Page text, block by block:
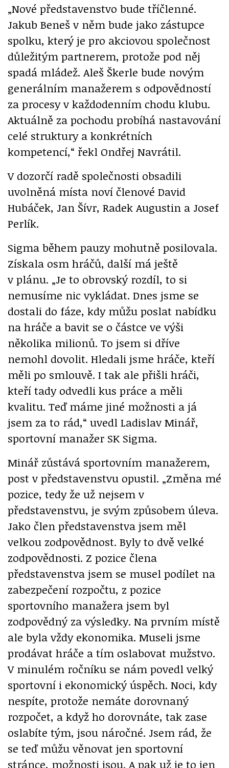
„Nové představenstvo bude tříčlenné.
Jakub Beneš v něm bude jako zástupce
spolku, který je pro akciovou společnost
důležitým partnerem, protože pod něj
spadá mládež. Aleš Škerle bude novým
generálním manažerem s odpovědností
za procesy v každodenním chodu klubu.
Aktuálně za pochodu probíhá nastavování
celé struktury a konkrétních
kompetencí,“ řekl Ondřej Navrátil.
V dozorčí radě společnosti obsadili
uvolněná místa noví členové David
Hubáček, Jan Šívr, Radek Augustin a Josef
Perlík.
Sigma během pauzy mohutně posilovala.
Získala osm hráčů, další má ještě
v plánu. „Je to obrovský rozdíl, to si
nemusíme nic vykládat. Dnes jsme se
dostali do fáze, kdy můžu poslat nabídku
na hráče a bavit se o částce ve výši
několika milionů. To jsem si dříve
nemohl dovolit. Hledali jsme hráče, kteří
měli po smlouvě. I tak ale přišli hráči,
kteří tady odvedli kus práce a měli
kvalitu. Teď máme jiné možnosti a já
jsem za to rád,“ uvedl Ladislav Minář,
sportovní manažer SK Sigma.
Minář zůstává sportovním manažerem,
post v představenstvu opustil. „Změna mé
pozice, tedy že už nejsem v
představenstvu, je svým způsobem úleva.
Jako člen představenstva jsem měl
velkou zodpovědnost. Byly to dvě velké
zodpovědnosti. Z pozice člena
představenstva jsem se musel podílet na
zabezpečení rozpočtu, z pozice
sportovního manažera jsem byl
zodpovědný za výsledky. Na prvním místě
ale byla vždy ekonomika. Museli jsme
prodávat hráče a tím oslabovat mužstvo.
V minulém ročníku se nám povedl velký
sportovní i ekonomický úspěch. Noci, kdy
nespíte, protože nemáte dorovnaný
rozpočet, a když ho dorovnáte, tak zase
oslabíte tým, jsou náročné. Jsem rád, že
se teď můžu věnovat jen sportovní
stránce, možnosti jsou. A pak už je to jen